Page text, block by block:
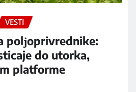
VESTI
polјoprivrednike:
do utorka,
platforme